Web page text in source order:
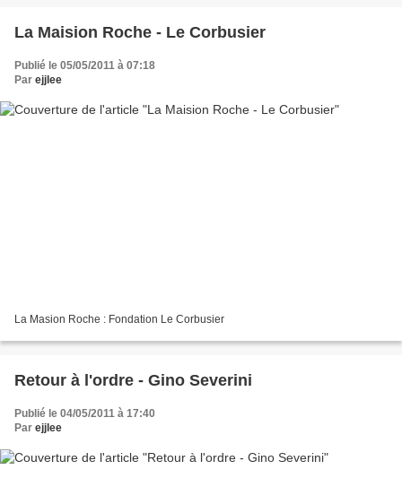
La Maision Roche - Le Corbusier
Publié le 05/05/2011 à 07:18
Par ejjlee
La Masion Roche : Fondation Le Corbusier
Retour à l'ordre - Gino Severini
Publié le 04/05/2011 à 17:40
Par ejjlee